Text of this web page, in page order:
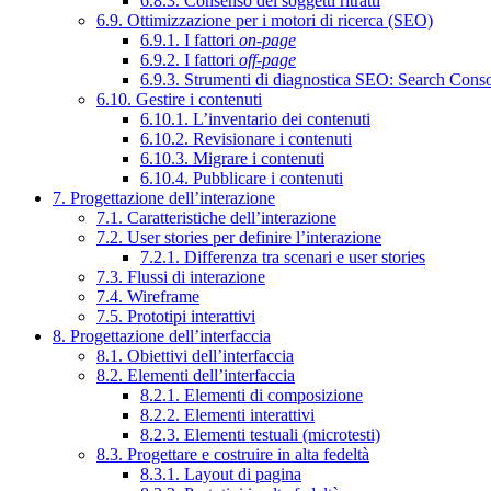
6.9. Ottimizzazione per i motori di ricerca (SEO)
6.9.1. I fattori on-page
6.9.2. I fattori off-page
6.9.3. Strumenti di diagnostica SEO: Search
6.10. Gestire i contenuti
6.10.1. L’inventario dei contenuti
6.10.2. Revisionare i contenuti
6.10.3. Migrare i contenuti
6.10.4. Pubblicare i contenuti
7. Progettazione dell’interazione
7.1. Caratteristiche dell’interazione
7.2. User stories per definire l’interazione
7.2.1. Differenza tra scenari e user stories
7.3. Flussi di interazione
7.4. Wireframe
7.5. Prototipi interattivi
8. Progettazione dell’interfaccia
8.1. Obiettivi dell’interfaccia
8.2. Elementi dell’interfaccia
8.2.1. Elementi di composizione
8.2.2. Elementi interattivi
8.2.3. Elementi testuali (microtesti)
8.3. Progettare e costruire in alta fedeltà
8.3.1. Layout di pagina